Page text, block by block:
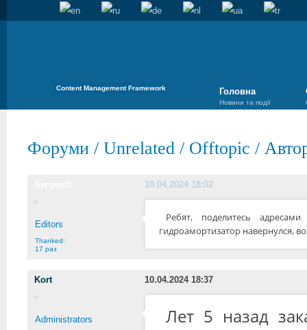
Content Management Framework Головна
Новини та події
Форуми / Unrelated / Offtopic /
10.04.2024 18:02
Editors
Thanked:
17 раз
Ребят, поделитесь
гидроамортизатор навернулся,
Kort 10.04.2024 18:37
Administrators
Лет 5 назад